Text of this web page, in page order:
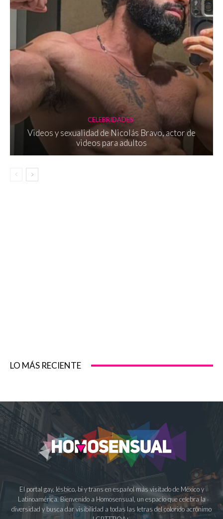
CELEBRIDADES
Videos y sexualidad de Nicolás Bravo, actor de
videos para adultos
LO MÁS RECIENTE
El portal gay, lésbico, bi y trans en español más visitado de México y
Latinoamérica. Bienvenido a Homosensual, un espacio que celebra la
diversidad y busca dar visibilidad a todas las letras del colorido acrónimo